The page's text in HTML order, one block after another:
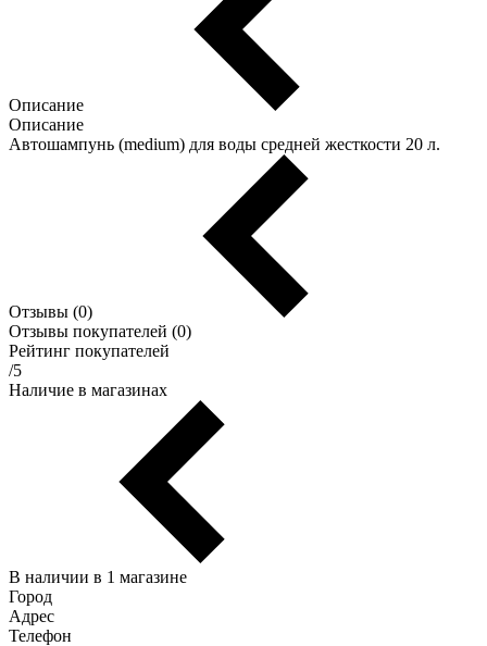
Описание
Описание
Автошампунь (medium) для воды средней жесткости 20 л.
Отзывы (0)
Отзывы покупателей (0)
Рейтинг покупателей
/5
Наличие в магазинах
В наличии в 1 магазине
Город
Адрес
Телефон